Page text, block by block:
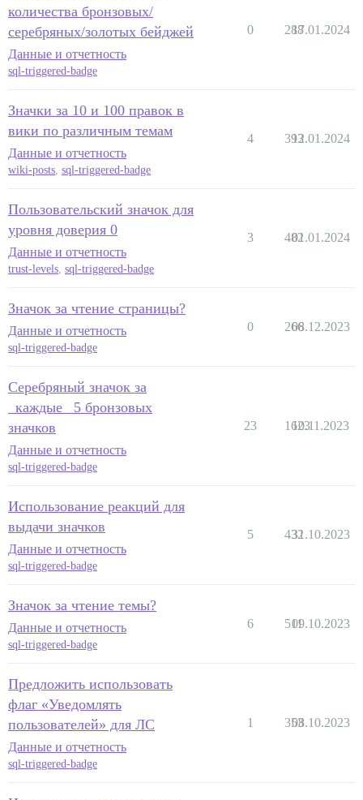
количества бронзовых/
серебряных/золотых бейджей
Данные и отчетность
sql-triggered-badge
0 288
17.01.2024
Значки за 10 и 100 правок в
вики по различным темам
Данные и отчетность
wiki-posts, sql-triggered-badge
4 393
12.01.2024
Пользовательский значок для
уровня доверия 0
Данные и отчетность
trust-levels, sql-triggered-badge
3 482
01.01.2024
Значок за чтение страницы?
Данные и отчетность
sql-triggered-badge
0 266
08.12.2023
Серебряный значок за
_каждые_ 5 бронзовых
значков
Данные и отчетность
sql-triggered-badge
23 1623
10.11.2023
Использование реакций для
выдачи значков
Данные и отчетность
sql-triggered-badge
5 432
31.10.2023
Значок за чтение темы?
Данные и отчетность
sql-triggered-badge
6 511
09.10.2023
Предложить использовать
флаг «Уведомлять
пользователей» для ЛС
Данные и отчетность
sql-triggered-badge
1 353
08.10.2023